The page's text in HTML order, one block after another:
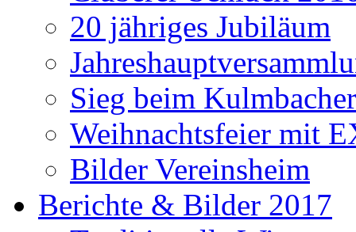
20 jähriges Jubiläum
Sieg beim
Weihnachtsfeier mit
Bilder Vereinsheim
Berichte & Bilder 2017